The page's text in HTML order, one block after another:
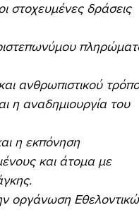
στοχευμένες δράσεις
η αναδημιουργία του
και άτομα με